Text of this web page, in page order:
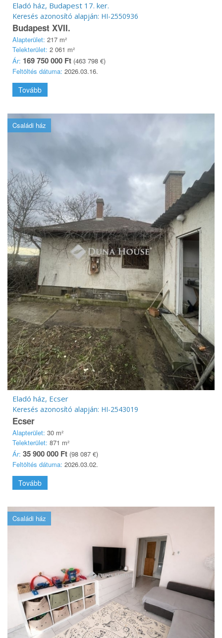
Eladó ház, Budapest 17. ker.
Keresés azonosító alapján: HI-2550936
Budapest XVII.
Alapterület: 217 m²
Telekterület: 2 061 m²
Ár: 169 750 000 Ft (463 798 €)
Feltöltés dátuma: 2026.03.16.
Tovább
Családi ház
Eladó ház, Ecser
Keresés azonosító alapján: HI-2543019
Ecser
Alapterület: 30 m²
Telekterület: 871 m²
Ár: 35 900 000 Ft (98 087 €)
Feltöltés dátuma: 2026.03.02.
Tovább
Családi ház